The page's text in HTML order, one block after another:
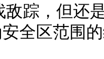
踪，但还
全区范围